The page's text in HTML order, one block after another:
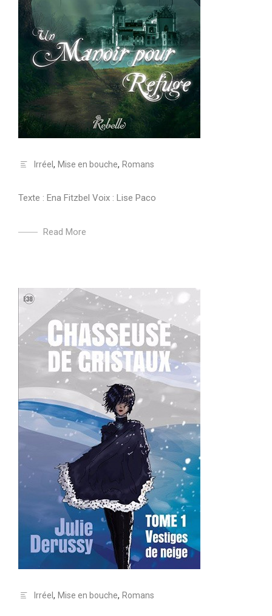
Irréel , Mise en bouche, Romans
Texte : Ena Fitzbel Voix : Lise Paco
Read More
Irréel , Mise en bouche, Romans